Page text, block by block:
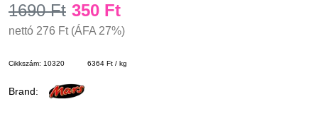
1690 Ft 350 Ft
nettó 276 Ft (ÁFA 27%)
Cikkszám: 10320 6364 Ft / kg
Brand: